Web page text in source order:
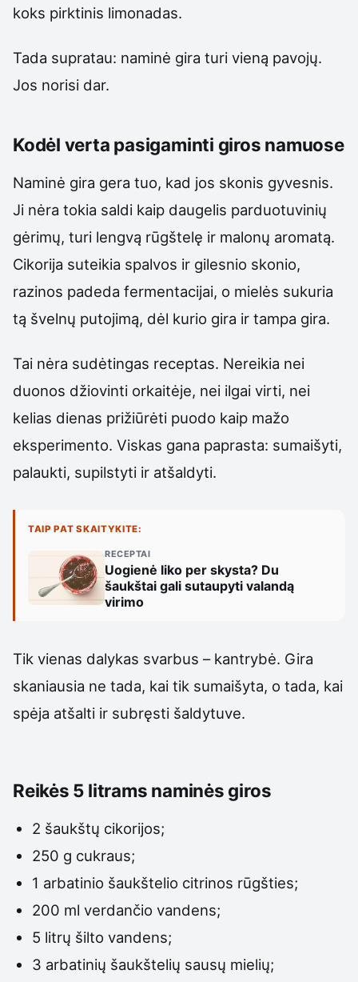
koks pirktinis limonadas.
Tada supratau: naminė gira turi vieną pavojų.
Jos norisi dar.
Kodėl verta pasigaminti giros namuose
Naminė gira gera tuo, kad jos skonis gyvesnis.
Ji nėra tokia saldi kaip daugelis parduotuvinių
gėrimų, turi lengvą rūgštelę ir malonų aromatą.
Cikorija suteikia spalvos ir gilesnio skonio,
razinos padeda fermentacijai, o mielės sukuria
tą švelnų putojimą, dėl kurio gira ir tampa gira.
Tai nėra sudėtingas receptas. Nereikia nei
duonos džiovinti orkaitėje, nei ilgai virti, nei
kelias dienas prižiūrėti puodo kaip mažo
eksperimento. Viskas gana paprasta: sumaišyti,
palaukti, supilstyti ir atšaldyti.
TAIP PAT SKAITYKITE:
RECEPTAI
Uogienė liko per skysta? Du
šaukštai gali sutaupyti valandą
virimo
Tik vienas dalykas svarbus – kantrybė. Gira
skaniausia ne tada, kai tik sumaišyta, o tada, kai
spėja atšalti ir subręsti šaldytuve.
Reikės 5 litrams naminės giros
2 šaukštų cikorijos;
250 g cukraus;
1 arbatinio šaukštelio citrinos rūgšties;
200 ml verdančio vandens;
5 litrų šilto vandens;
3 arbatinių šaukštelių sausų mielių;